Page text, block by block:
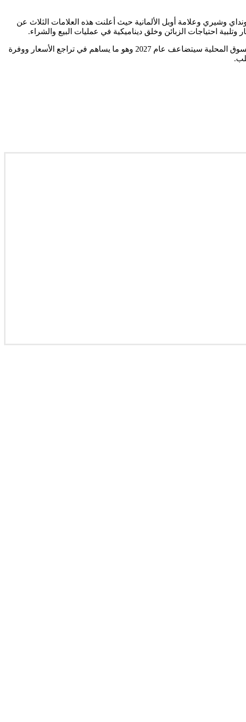
هو عام 2027، بعد بداية الإنتاج في كل من مصانع هيونداي وشيري وعلامة أوبل الألمانية حيث أعلنت هذه العلامات الثلاث عن
احتياجات الزبائن وخلق ديناميكية في عمليات البيع والشراء.
واضافة الى هذه المصانع الثلاث تعتزم فيات الجزائر رفع كمية الإنتاج الى 135 ألف سيارة وهذا ما يعني أن عدد السيارات الجديدة في السوق المحلية سيتضاعف عام 2027 وهو ما يساهم في تراجع الأسعار ووفرة